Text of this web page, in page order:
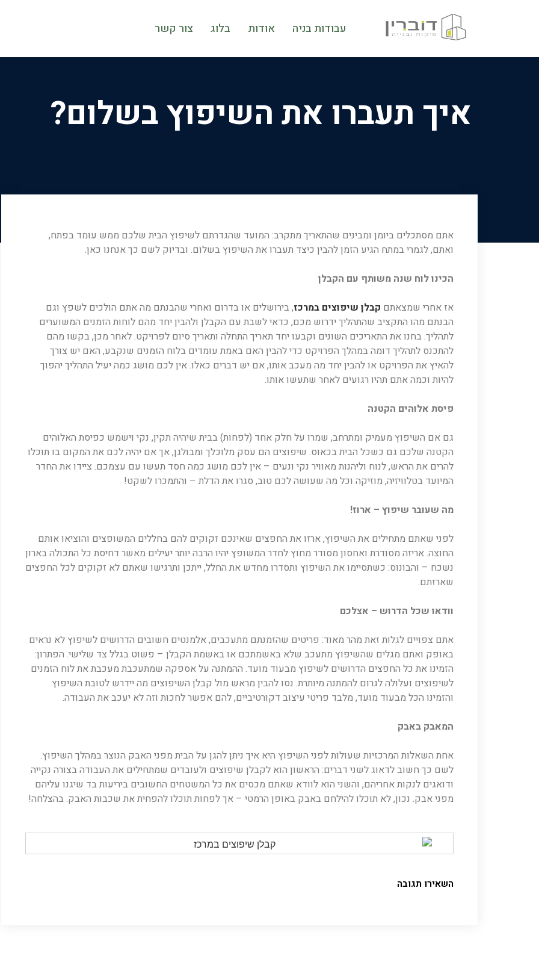
עבודות בניה אודות בלוג צור קשר
איך תעברו את השיפוץ בשלום?
אתם מסתכלים ביומן ומבינים שהתאריך מתקרב: המועד שהגדרתם לשיפוץ הבית שלכם ממש עומד בפתח,
ואתם, לגמרי במתח הגיע הזמן להבין כיצד תעברו את השיפוץ בשלום. ובדיוק לשם כך אנחנו כאן.
הכינו לוח שנה משותף עם הקבלן
אז אחרי שמצאתם קבלן שיפוצים במרכז, בירושלים או בדרום ואחרי שהבנתם מה אתם הולכים לשפץ וגם
הבנתם מהו התקציב שהתהליך ידרוש מכם, כדאי לשבת עם הקבלן ולהבין יחד מהם לוחות הזמנים המשוערים
לתהליך. בחנו את התאריכים השונים וקבעו יחד תאריך התחלה ותאריך סיום לפרויקט. לאחר מכן, בקשו מהם
להתכנס לתהליך דומה במהלך הפרויקט כדי להבין האם באמת עומדים בלוח הזמנים שנקבע, האם יש צורך
להאיץ את הפרויקט או להבין יחד מה מעכב אותו, אם יש דברים כאלו. אין לכם מושג כמה יעיל התהליך יהפוך
להיות וכמה אתם תהיו רגועים לאחר שתעשו אותו.
פיסת אלוהים הקטנה
גם אם השיפוץ מעמיק ומתרחב, שמרו על חלק אחד (לפחות) בבית שיהיה תקין, נקי וישמש כפיסת האלוהים
הקטנה שלכם גם כשכל הבית בכאוס. שיפוצים הם עסק מלוכלך ומבולגן, אך אם יהיה לכם את המקום בו תוכלו
להרים את הראש, לנוח וליהנות מאוויר נקי ונעים – אין לכם מושג כמה חסד תעשו עם עצמכם. ציידו את החדר
המיועד בטלוויזיה, מוזיקה וכל מה שעושה לכם טוב, סגרו את הדלת – והתמכרו לשקט!
מה שעובר שיפוץ – ארוז!
לפני שאתם מתחילים את השיפוץ, ארזו את החפצים שאינכם זקוקים להם בחללים המשופצים והוציאו אותם
החוצה. אריזה מסודרת ואחסון מסודר מחוץ לחדר המשופץ יהיו הרבה יותר יעילים מאשר דחיסת כל התכולה בארון
נשכח – והבונוס: כשתסיימו את השיפוץ ותסדרו מחדש את החלל, ייתכן ותרגישו שאתם לא זקוקים לכל החפצים
שארזתם.
וודאו שכל הדרוש – אצלכם
אתם צפויים לגלות זאת מהר מאוד: פריטים שהזמנתם מתעכבים, אלמנטים חשובים הדרושים לשיפוץ לא נראים
באופק ואתם מגלים שהשיפוץ מתעכב שלא באשמתכם או באשמת הקבלן – פשוט בגלל צד שלישי. הפתרון:
הזמינו את כל החפצים הדרושים לשיפוץ מבעוד מועד. ההמתנה על אספקה שמתעכבת מעכבת את לוח הזמנים
לשיפוצים ועלולה לגרום להמתנה מיותרת. נסו להבין מראש מול קבלן השיפוצים מה יידרש לטובת השיפוץ
והזמינו הכל מבעוד מועד, מלבד פריטי עיצוב דקורטיביים, להם אפשר לחכות וזה לא יעכב את העבודה.
המאבק באבק
אחת השאלות המרכזיות שעולות לפני השיפוץ היא איך ניתן להגן על הבית מפני האבק הנוצר במהלך השיפוץ.
לשם כך חשוב לדאוג לשני דברים: הראשון הוא לקבלן שיפוצים ולעובדים שמתחילים את העבודה בצורה נקייה
ודואגים לנקות אחריהם, והשני הוא לוודא שאתם מכסים את כל המשטחים החשובים ביריעות בד שיגנו עליהם
מפני אבק. נכון, לא תוכלו להילחם באבק באופן הרמטי – אך לפחות תוכלו להפחית את שכבות האבק. בהצלחה!
השאירו תגובה